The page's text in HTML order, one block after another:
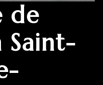
Saint-